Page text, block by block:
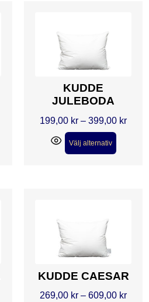
KUDDE
JULEBODA
199,00 kr – 399,00 kr
Välj alternativ
KUDDE CAESAR
269,00 kr – 609,00 kr